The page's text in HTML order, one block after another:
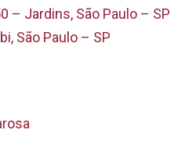
– Jardins, São Paulo – SP
São Paulo – SP